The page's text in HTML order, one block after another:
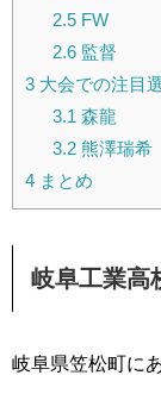
2.5FW
2.6監督
3 大会での注目
3.1 森龍
3.2熊澤瑞希
4 まとめ
岐阜工業高
岐阜県笠松町にあ